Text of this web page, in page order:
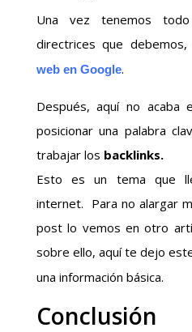
Una vez tenemos
directrices que
web en Google.
Después, aquí no acaba
posicionar una palabra
trabajar los backlinks.
Esto es un tema que
internet. Para no alargar
post lo vemos en otro
sobre ello, aquí te dejo
una información básica.
Conclusión